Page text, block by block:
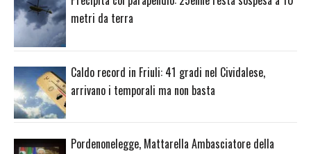
metri da terra
Caldo record in Friuli: 41 gradi nel Cividalese,
arrivano i temporali ma non basta
Pordenonelegge, Mattarella Ambasciatore della